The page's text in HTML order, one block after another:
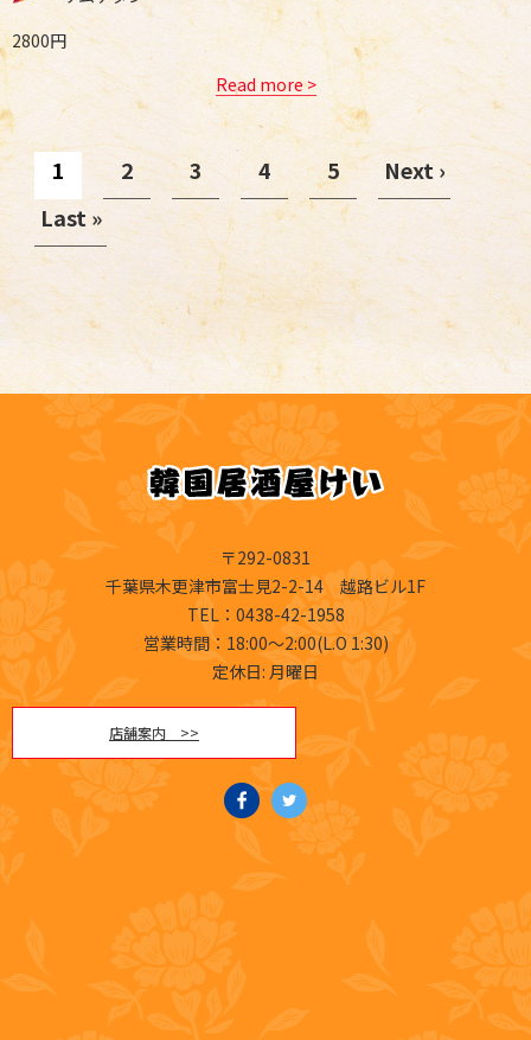
2800円
Read more >
1 2 3 4 5
Next ›
Last »
〒292-0831
千葉県木更津市富士見2-2-14 越路ビル1F
TEL：0438-42-1958
営業時間：18:00～2:00(L.O 1:30)
定休日: 月曜日
店舗案内 >>